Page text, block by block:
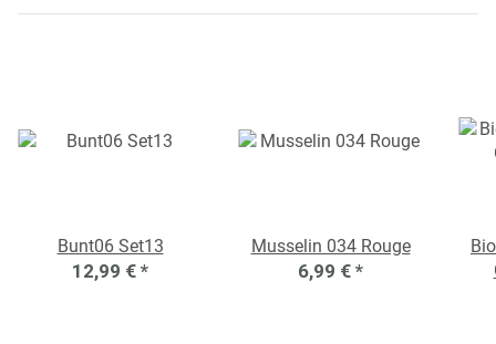
Bunt06 Set13
12,99 € *
Musselin 034 Rouge
6,99 € *